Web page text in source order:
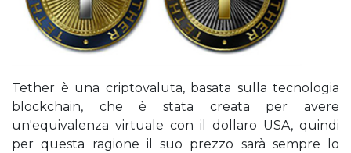
Tether è una criptovaluta, basata sulla tecnologia
blockchain, che è stata creata per avere
un'equivalenza virtuale con il dollaro USA, quindi
per questa ragione il suo prezzo sarà sempre lo